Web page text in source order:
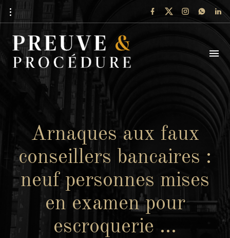
Arnaques aux faux
conseillers bancaires :
neuf personnes mises
en examen pour
escroquerie …